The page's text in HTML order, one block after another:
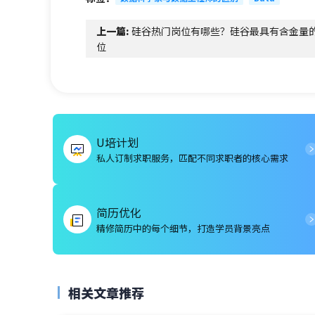
上一篇: 硅谷热门岗位有哪些？硅谷最具有含金量
位
U培计划
私人订制求职服务，匹配不同求职者的核心需求
简历优化
精修简历中的每个细节，打造学员背景亮点
相关文章推荐